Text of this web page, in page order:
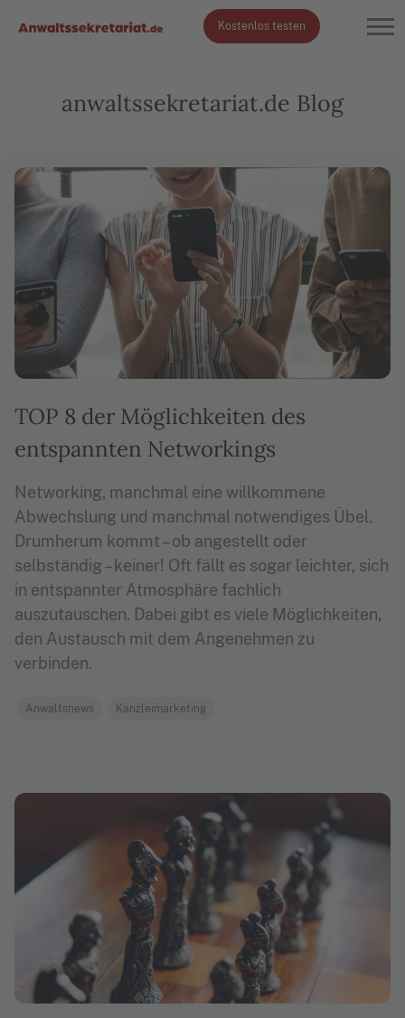
Kostenlos testen
anwaltssekretariat.de Blog
TOP 8 der Möglichkeiten des
entspannten Networkings
Networking, manchmal eine willkommene
Abwechslung und manchmal notwendiges Übel.
Drumherum kommt – ob angestellt oder
selbständig – keiner! Oft fällt es sogar leichter, sich
in entspannter Atmosphäre fachlich
auszutauschen. Dabei gibt es viele Möglichkeiten,
den Austausch mit dem Angenehmen zu
verbinden.
Anwaltsnews Kanzleimarketing